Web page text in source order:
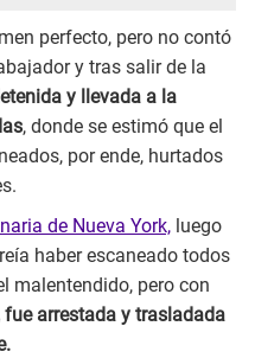
perfecto, pero no contó
y tras salir de la
y llevada a la
, donde se estimó que el
por ende, hurtados
de Nueva York, luego
haber escaneado todos
malentendido, pero con
arrestada y trasladada